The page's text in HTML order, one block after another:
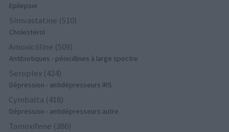
Epilepsie
Simvastatine (510)
Cholestérol
Amoxicilline (509)
Antibiotiques - pénicillines à large spectre
Seroplex (424)
Dépression - antidépresseurs IRS
Cymbalta (418)
Dépression - antidépresseurs autre
Tamoxifene (386)